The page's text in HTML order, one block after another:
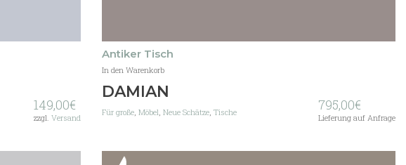
149,00€
zzgl. Versand
Antiker Tisch
In den Warenkorb
DAMIAN
Für große, Möbel Neue Schätze, Tische 795,00€
Lieferung auf Anfrage